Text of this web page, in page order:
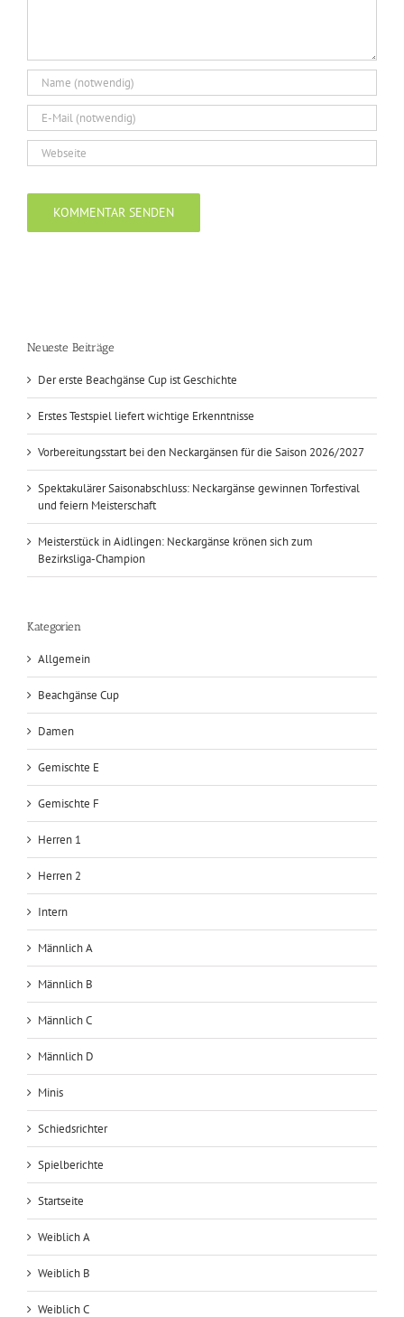
Neueste Beiträge
Der erste Beachgänse Cup ist Geschichte
Erstes Testspiel liefert wichtige Erkenntnisse
Vorbereitungsstart bei den Neckargänsen für die Saison 2026/2027
Spektakulärer Saisonabschluss: Neckargänse gewinnen Torfestival
und feiern Meisterschaft
Meisterstück in Aidlingen: Neckargänse krönen sich zum
Bezirksliga-Champion
Kategorien
Allgemein
Beachgänse Cup
Damen
Gemischte E
Gemischte F
Herren 1
Herren 2
Intern
Männlich A
Männlich B
Männlich C
Männlich D
Minis
Schiedsrichter
Spielberichte
Startseite
Weiblich A
Weiblich B
Weiblich C